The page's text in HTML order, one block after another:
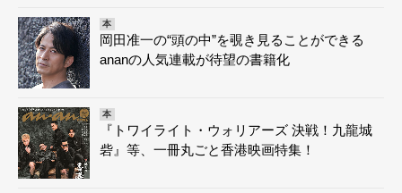
本
岡田准一の“頭の中”を覗き見ることができる
ananの人気連載が待望の書籍化
本
『トワイライト・ウォリアーズ 決戦！九龍城
砦』等、一冊丸ごと香港映画特集！